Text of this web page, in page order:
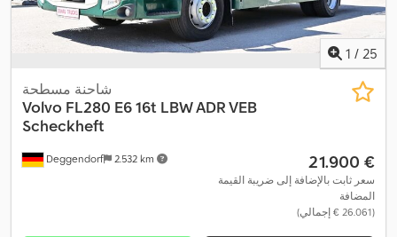
1 / 25
Deggendorf 2.532 km
شاحنة مسطحة
Volvo FL280 E6 16t LBW ADR VEB
Scheckheft
‏21.900 €
سعر ثابت بالإضافة إلى ضريبة القيمة
المضافة
(‏26.061 € إجمالي)